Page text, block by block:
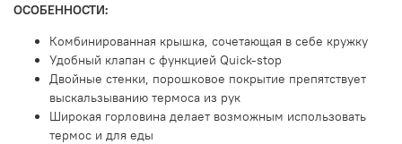
ОСОБЕННОСТИ:
Комбинированная крышка, сочетающая в себе кружку
Удобный клапан с функцией Quick-stop
Двойные стенки, порошковое покрытие препятствует
выскальзыванию термоса из рук
Широкая горловина делает возможным использовать
термос и для еды